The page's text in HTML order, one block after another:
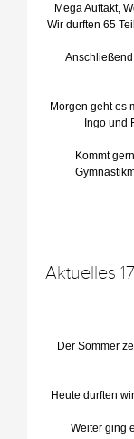
Mega Auftakt,
Wir durften 65
Morgen geht es
Ingo und
Kommt
Aktuelles
Der Sommer
Heute durften
Weiter ging